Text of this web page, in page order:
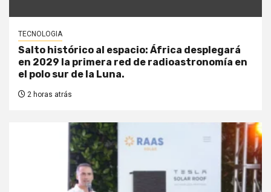
TECNOLOGIA
Salto histórico al espacio: África desplegará
en 2029 la primera red de radioastronomía en
el polo sur de la Luna.
2 horas atrás